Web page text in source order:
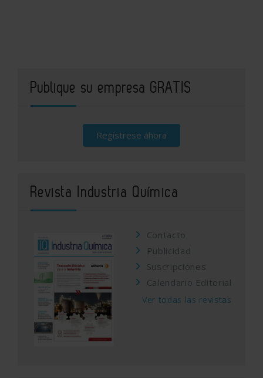
Publique su empresa GRATIS
Regístrese ahora
Revista Industria Química
Contacto
Publicidad
Suscripciones
Calendario Editorial
Ver todas las revistas